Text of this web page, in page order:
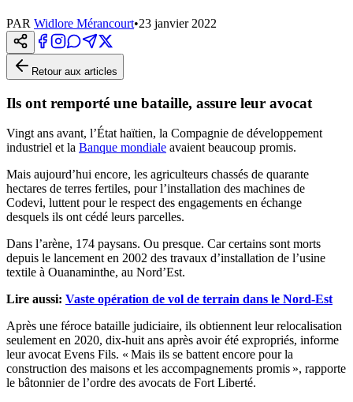
PAR Widlore Mérancourt•23 janvier 2022
Retour aux articles
Ils ont remporté une bataille, assure leur avocat
Vingt ans avant, l’État haïtien, la Compagnie de développement
industriel et la Banque mondiale avaient beaucoup promis.
Mais aujourd’hui encore, les agriculteurs chassés de quarante
hectares de terres fertiles, pour l’installation des machines de
Codevi, luttent pour le respect des engagements en échange
desquels ils ont cédé leurs parcelles.
Dans l’arène, 174 paysans. Ou presque. Car certains sont morts
depuis le lancement en 2002 des travaux d’installation de l’usine
textile à Ouanaminthe, au Nord’Est.
Lire aussi: Vaste opération de vol de terrain dans le Nord-Est
Après une féroce bataille judiciaire, ils obtiennent leur relocalisation
seulement en 2020, dix-huit ans après avoir été expropriés, informe
leur avocat Evens Fils. « Mais ils se battent encore pour la
construction des maisons et les accompagnements promis », rapporte
le bâtonnier de l’ordre des avocats de Fort Liberté.